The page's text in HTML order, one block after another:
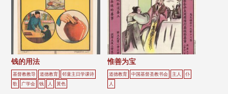
钱的用法
基督教教导 道德教育
邻童主日学课诗
歌
广学会 钱 人 黃色
惟善为宝
道德教育 中国基督圣教书会 主人
仆
人